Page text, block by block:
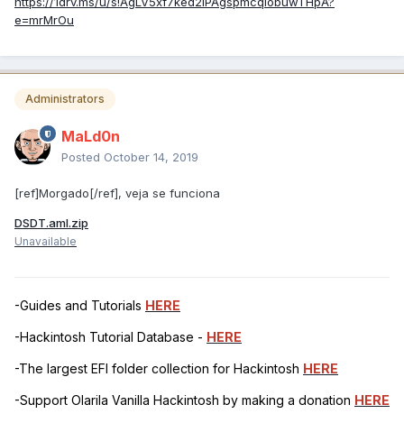
e=mrMrOu
Administrators
MaLd0n
Posted October 14, 2019
[ref]Morgado[/ref], veja se funciona
DSDT.aml.zip
Unavailable
-Guides and Tutorials HERE
-Hackintosh Tutorial Database - HERE
-The largest EFI folder collection for Hackintosh HERE
-Support Olarila Vanilla Hackintosh by making a donation HERE